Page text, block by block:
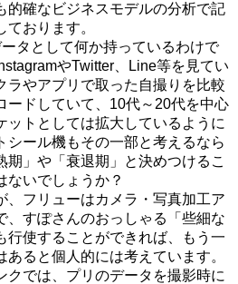
的確なビジネスモデルの分析で記
おります。
タとして何か持っているわけで
やTwitter、Line等を見てい
ラやアプリで取った自撮りを比較
ードしていて、10代～20代を中心
ットとしては拡大しているように
シール機もその一部と考えるなら
期」や「衰退期」と決めつけるこ
ないでしょうか？
、フリューはカメラ・写真加工ア
、すぽさんのおっしゃる「些細な
行使することができれば、もう一
ると個人的には考えています。
クでは、プリのデータを撮影時に